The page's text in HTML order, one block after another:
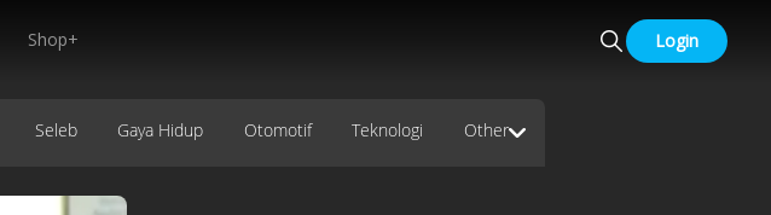
Shop+ Login
Seleb Gaya Hidup Otomotif Teknologi Other